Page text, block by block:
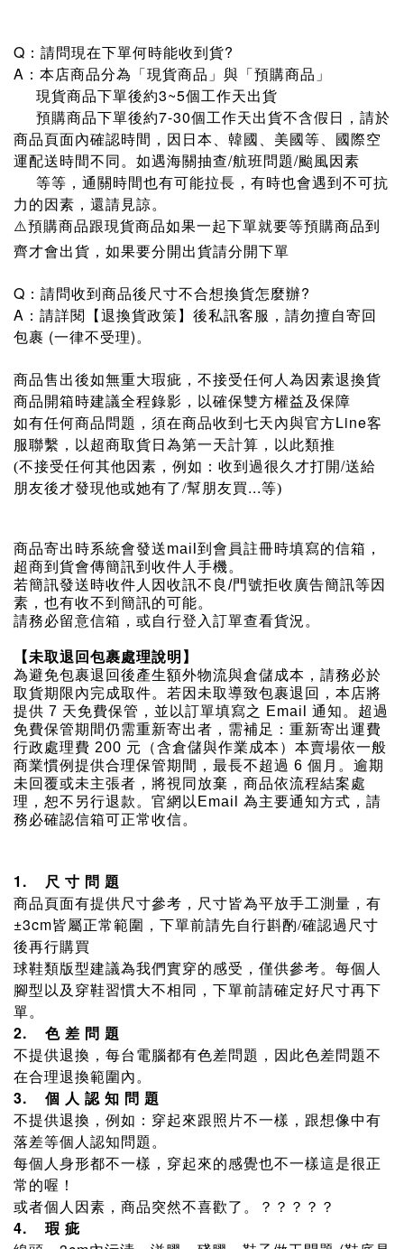
Q：請問現在下單何時能收到貨?
A：本店商品分為「現貨商品」與「預購商品」
現貨商品下單後約3~5個工作天出貨
預購商品下單後約7-30個工作天出貨不含假日，請於
商品頁面內確認時間，因日本、韓國、美國等、國際空
運配送時間不同。如遇海關抽查/航班問題/颱風因素
等等，通關時間也有可能拉長，有時也會遇到不可抗
力的因素，還請見諒。
⚠️預購商品跟現貨商品如果一起下單就要等預購商品到
齊才會出貨，如果要分開出貨請分開下單
Q：請問收到商品後尺寸不合想換貨怎麼辦?
A：請詳閱【退換貨政策】後私訊客服，請勿擅自寄回
包裹 (一律不受理)。
商品售出後如無重大瑕疵，不接受任何人為因素退換貨
商品開箱時建議全程錄影，以確保雙方權益及保障
如有任何商品問題，須在商品收到七天內與官方Line客
服聯繫，以超商取貨日為第一天計算，以此類推
(不接受任何其他因素，例如：收到過很久才打開/送給
朋友後才發現他或她有了/幫朋友買...等)
商品寄出時系統會發送mail到會員註冊時填寫的信箱，
超商到貨會傳簡訊到收件人手機。
若簡訊發送時收件人因收訊不良/門號拒收廣告簡訊等因
素，也有收不到簡訊的可能。
請務必留意信箱，或自行登入訂單查看貨況。
【未取退回包裹處理說明】
為避免包裹退回後產生額外物流與倉儲成本，請務必於
取貨期限內完成取件。若因未取導致包裹退回，本店將
提供 7 天免費保管，並以訂單填寫之 Email 通知。超過
免費保管期間仍需重新寄出者，需補足：重新寄出運費
行政處理費 200 元（含倉儲與作業成本）本賣場依一般
商業慣例提供合理保管期間，最長不超過 6 個月。逾期
未回覆或未主張者，將視同放棄，商品依流程結案處
理，恕不另行退款。官網以Email 為主要通知方式，請
務必確認信箱可正常收信。
1.
尺 寸 問 題
商品頁面有提供尺寸參考，尺寸皆為平放手工測量，有
±3cm皆屬正常範圍，下單前請先自行斟酌/確認過尺寸
後再行購買
球鞋類版型建議為我們實穿的感受，僅供參考。每個人
腳型以及穿鞋習慣大不相同，下單前請確定好尺寸再下
單。
2.
色 差 問 題
不提供退換，每台電腦都有色差問題，因此色差問題不
在合理退換範圍內。
3.
個 人 認 知 問 題
不提供退換，例如：穿起來跟照片不一樣，跟想像中有
落差等個人認知問題。
每個人身形都不一樣，穿起來的感覺也不一樣這是很正
常的喔！
或者個人因素，商品突然不喜歡了。？？？？？
4.
瑕 疵